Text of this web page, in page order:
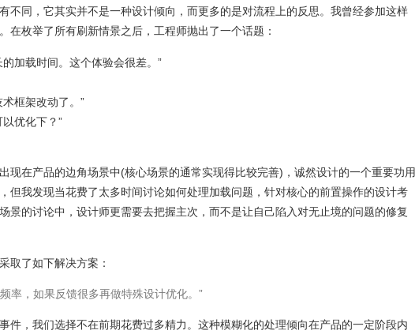
不同，它其实并不是一种设计倾向，而更多的是对流程上的反思。我曾经参加这样
在枚举了所有刷新情景之后，工程师抛出了一个话题：
加载时间。这个体验会很差。”
框架改动了。”
优化下？”
现在产品的边角场景中(核心场景的通常实现得比较完善)，诚然设计的一个重要功用
但我发现当花费了太多时间讨论如何处理加载问题，针对核心的前置操作的设计考
景的讨论中，设计师更需要去把握主次，而不是让自己陷入对无止境的问题的修复
取了如下解决方案：
率，如果反馈很多再做特殊设计优化。”
件，我们选择不在前期花费过多精力。这种模糊化的处理倾向在产品的一定阶段内